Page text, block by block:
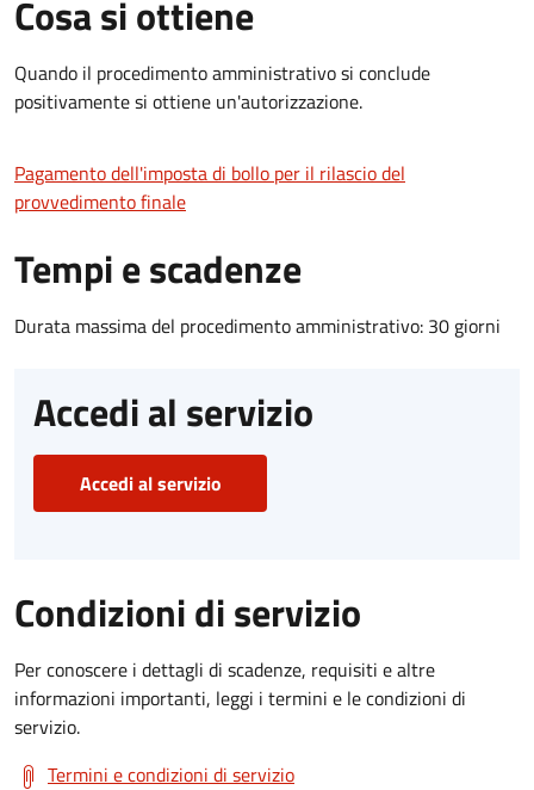
Cosa si ottiene
Quando il procedimento amministrativo si conclude
positivamente si ottiene un'autorizzazione.
Pagamento dell'imposta di bollo per il rilascio del
provvedimento finale
Tempi e scadenze
Durata massima del procedimento amministrativo: 30 giorni
Accedi al servizio
Accedi al servizio
Condizioni di servizio
Per conoscere i dettagli di scadenze, requisiti e altre
informazioni importanti, leggi i termini e le condizioni di
servizio.
Termini e condizioni di servizio